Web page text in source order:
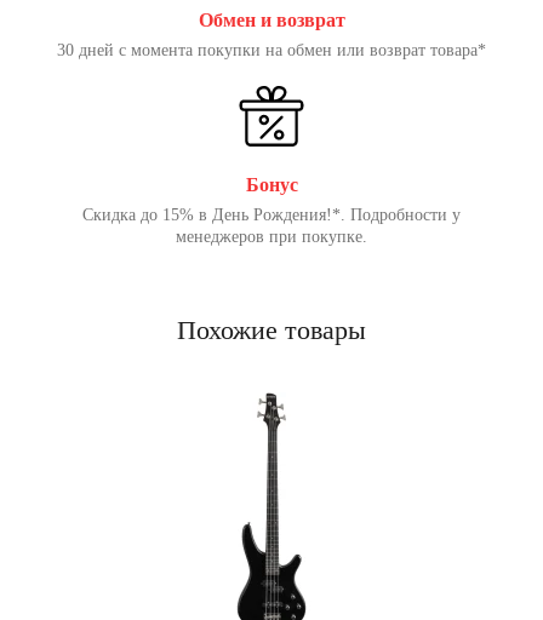
Обмен и возврат
30 дней с момента покупки на обмен или возврат товара*
Бонус
Скидка до 15% в День Рождения!*. Подробности у
менеджеров при покупке.
Похожие товары